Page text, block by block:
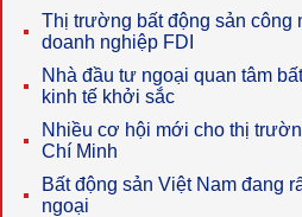
Thị trường bất động sản công
doanh nghiệp FDI
Nhà đầu tư ngoại quan tâm
kinh tế khởi sắc
Nhiều cơ hội mới cho thị
Chí Minh
Bất động sản Việt Nam đang
ngoại